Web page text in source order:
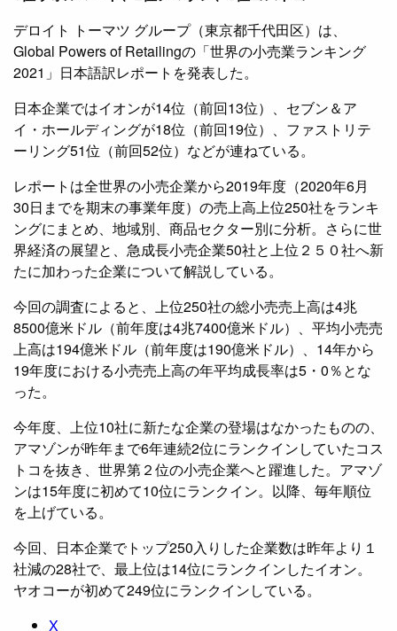
デロイト トーマツ グループ（東京都千代田区）は、
Global Powers of Retailingの「世界の小売業ランキング
2021」日本語訳レポートを発表した。
日本企業ではイオンが14位（前回13位）、セブン＆ア
イ・ホールディングが18位（前回19位）、ファストリテ
ーリング51位（前回52位）などが連ねている。
レポートは全世界の小売企業から2019年度（2020年6月
30日までを期末の事業年度）の売上高上位250社をランキ
ングにまとめ、地域別、商品セクター別に分析。さらに世
界経済の展望と、急成長小売企業50社と上位２５０社へ新
たに加わった企業について解説している。
今回の調査によると、上位250社の総小売売上高は4兆
8500億米ドル（前年度は4兆7400億米ドル）、平均小売売
上高は194億米ドル（前年度は190億米ドル）、14年から
19年度における小売売上高の年平均成長率は5・0％とな
った。
今年度、上位10社に新たな企業の登場はなかったものの、
アマゾンが昨年まで6年連続2位にランクインしていたコス
トコを抜き、世界第２位の小売企業へと躍進した。アマゾ
ンは15年度に初めて10位にランクイン。以降、毎年順位
を上げている。
今回、日本企業でトップ250入りした企業数は昨年より１
社減の28社で、最上位は14位にランクインしたイオン。
ヤオコーが初めて249位にランクインしている。
X